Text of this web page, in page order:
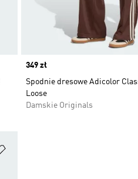
Price
349 zł
Spodnie dresowe Adicolor
Loose
Damskie Originals